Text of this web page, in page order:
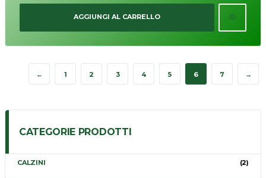
AGGIUNGI AL CARRELLO
← 1 2 3 4 5 6 7 →
CATEGORIE PRODOTTI
CALZINI (2)